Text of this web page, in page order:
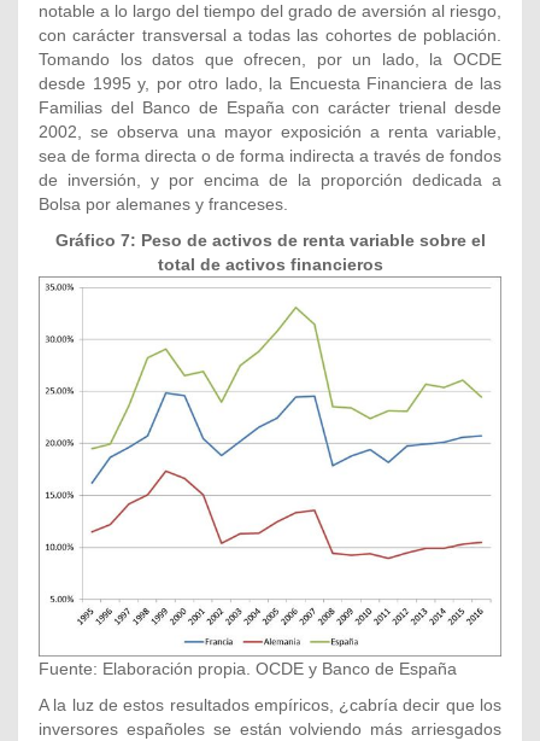
notable a lo largo del tiempo del grado de aversión al riesgo,
con carácter transversal a todas las cohortes de población.
Tomando los datos que ofrecen, por un lado, la OCDE
desde 1995 y, por otro lado, la Encuesta Financiera de las
Familias del Banco de España con carácter trienal desde
2002, se observa una mayor exposición a renta variable,
sea de forma directa o de forma indirecta a través de fondos
de inversión, y por encima de la proporción dedicada a
Bolsa por alemanes y franceses.
Gráfico 7: Peso de activos de renta variable sobre el
total de activos financieros
Fuente: Elaboración propia. OCDE y Banco de España
A la luz de estos resultados empíricos, ¿cabría decir que los
inversores españoles se están volviendo más arriesgados